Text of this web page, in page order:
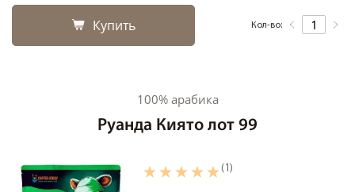
Купить Кол-во:
100% арабика
Руанда Киято лот 99
(1)